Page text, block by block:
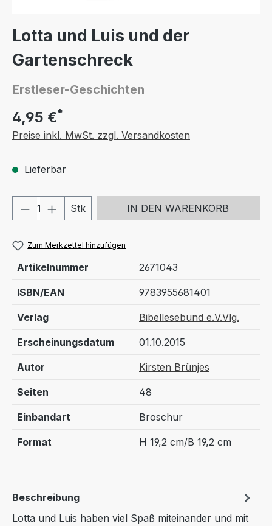
Lotta und Luis und der
Gartenschreck
Erstleser-Geschichten
4,95 €*
Preise inkl. MwSt. zzgl. Versandkosten
Lieferbar
Produkt Anzahl: Gib den
Stk IN DEN WARENKORB
Zum Merkzettel hinzufügen
Artikelnummer 2671043
ISBN/EAN 9783955681401
Verlag Bibellesebund e.V.Vlg.
Erscheinungsdatum 01.10.2015
Autor Kirsten Brünjes
Seiten 48
Einbandart Broschur
Format H 19,2 cm/B 19,2 cm
Beschreibung
Lotta und Luis haben viel Spaß miteinander und mit